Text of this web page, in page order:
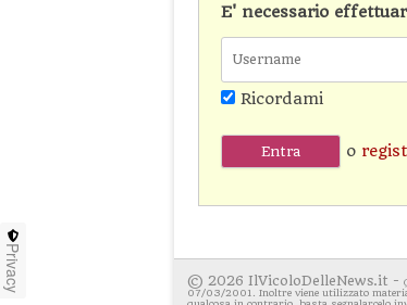
E' necessario
Ricordami
o
© 2026 IlVicoloDelleNews.it -
07/03/2001. Inoltre viene utilizzato
Privacy